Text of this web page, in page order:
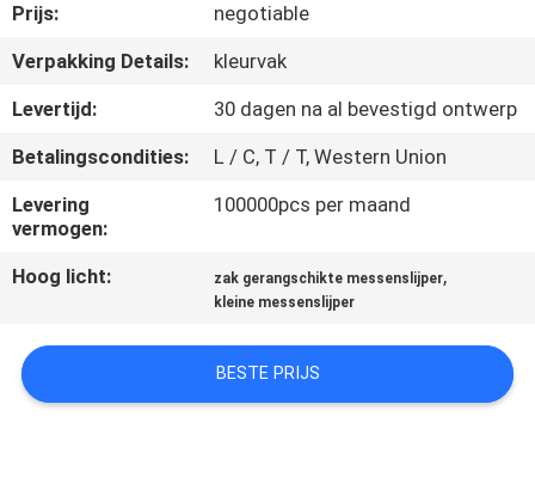
NEEM
CONTACT
ONS
OP
NIEUWS
GEVALLEN
Prijs:
negotiable
Verpakking Details:
kleurvak
Levertijd:
30 dagen na al bevestigd ontwerp
Betalingscondities:
L / C, T / T, Western Union
Levering
vermogen:
100000pcs per maand
Hoog licht: zak gerangschikte messenslijper,
kleine messenslijper
BESTE PRIJS